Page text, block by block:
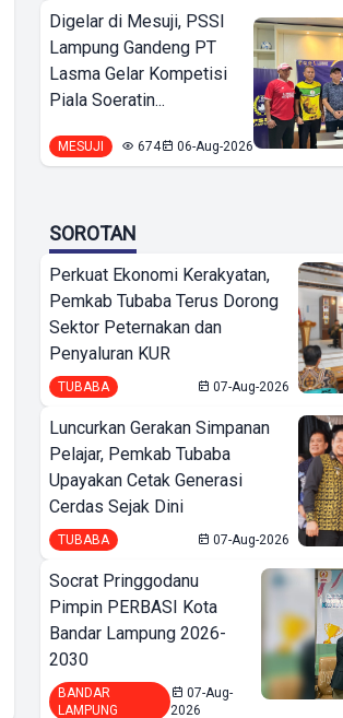
Digelar di Mesuji, PSSI
Lampung Gandeng PT
Lasma Gelar Kompetisi
Piala Soeratin...
MESUJI 674 06-Aug-2026
SOROTAN
Perkuat Ekonomi Kerakyatan,
Pemkab Tubaba Terus Dorong
Sektor Peternakan dan
Penyaluran KUR
TUBABA 07-Aug-2026
Luncurkan Gerakan Simpanan
Pelajar, Pemkab Tubaba
Upayakan Cetak Generasi
Cerdas Sejak Dini
TUBABA 07-Aug-2026
Socrat Pringgodanu
Pimpin PERBASI Kota
Bandar Lampung 2026-
2030
BANDAR
LAMPUNG
07-Aug-
2026